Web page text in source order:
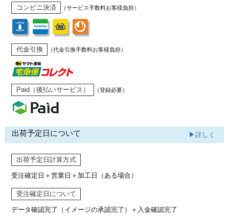
コンビニ決済 （サービス手数料お客様負担）
代金引換 （代金引換手数料お客様負担）
Paid（後払いサービス） （登録必要）
出荷予定日について ▶詳しく
出荷予定日計算方式
受注確定日＋営業日＋加工日（ある場合）
受注確定日について
データ確認完了（イメージの承認完了） ＋入金確認完了